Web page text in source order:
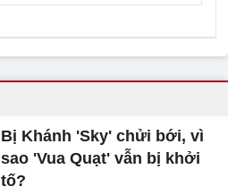
Bị Khánh 'Sky' chửi bới, vì
sao 'Vua Quạt' vẫn bị khởi
tố?